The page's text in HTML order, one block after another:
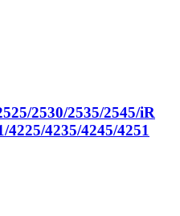
2530/2535/2545/iR
4235/4245/4251